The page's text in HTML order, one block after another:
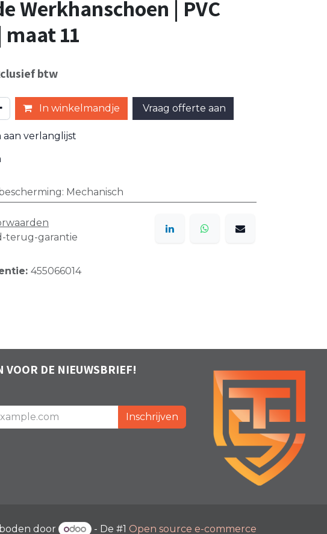
Werkhanschoen | PVC
maat 11
btw
In winkelmandje Vraag offerte aan
aan verlanglijst
: Mechanisch
terug-garantie
455066014
VOOR DE NIEUWSBRIEF!
Inschrijven
door - De #1 Open source e-commerce